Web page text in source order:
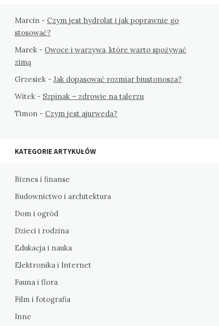
Marcin - Czym jest hydrolat i jak poprawnie go
stosować?
Marek - Owoce i warzywa, które warto spożywać
zimą
Grzesiek - Jak dopasować rozmiar biustonosza?
Witek - Szpinak – zdrowie na talerzu
Timon - Czym jest ajurweda?
KATEGORIE ARTYKUŁÓW
Biznes i finanse
Budownictwo i architektura
Dom i ogród
Dzieci i rodzina
Edukacja i nauka
Elektronika i Internet
Fauna i flora
Film i fotografia
Inne